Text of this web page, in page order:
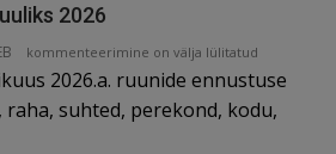
2026
Ruunide
ennustus
juuliks
kommenteerimine on välja lülitatud
2026.a. ruunide ennustuse
suhted, perekond, kodu,